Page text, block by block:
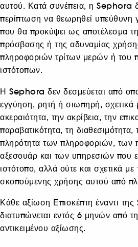
αυτού. Κατά συνέπεια, η Sephora
περίπτωση να θεωρηθεί υπεύθυνη
που θα προκύψει ως αποτέλεσμα
πρόσβασης ή της αδυναμίας
πληροφοριών τρίτων μερών ή του
ιστότοπων.
Η Sephora δεν δεσμεύεται από
εγγύηση, ρητή ή σιωπηρή, σχετικά
ακεραιότητα, την ακρίβεια, την
παραβατικότητα, τη διαθεσιμότητα,
πληρότητα των πληροφοριών, των
αξεσουάρ και των υπηρεσιών που
ιστότοπο, αλλά ούτε και σχετικά
σκοπούμενης χρήσης αυτού από
Κάθε αξίωση Επισκέπτη έναντι
διατυπώνεται εντός 6 μηνών από
αντικειμένου αξίωσης.